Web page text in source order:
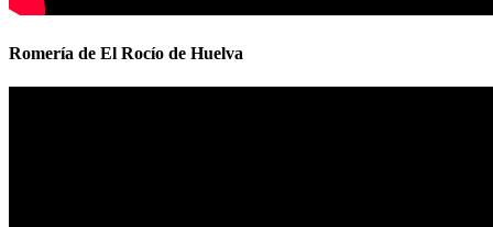
Romería de El Rocío de Huelva